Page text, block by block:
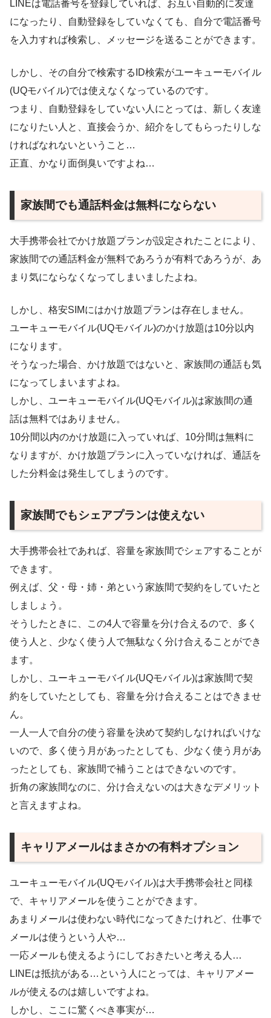
LINEは電話番号を登録していれば、お互い自動的に友達
になったり、自動登録をしていなくても、自分で電話番号
を入力すれば検索し、メッセージを送ることができます。
しかし、その自分で検索するID検索がユーキューモバイル
(UQモバイル)では使えなくなっているのです。
つまり、自動登録をしていない人にとっては、新しく友達
になりたい人と、直接会うか、紹介をしてもらったりしな
ければなれないということ…
正直、かなり面倒臭いですよね…
家族間でも通話料金は無料にならない
大手携帯会社でかけ放題プランが設定されたことにより、
家族間での通話料金が無料であろうが有料であろうが、あ
まり気にならなくなってしまいましたよね。
しかし、格安SIMにはかけ放題プランは存在しません。
ユーキューモバイル(UQモバイル)のかけ放題は10分以内
になります。
そうなった場合、かけ放題ではないと、家族間の通話も気
になってしまいますよね。
しかし、ユーキューモバイル(UQモバイル)は家族間の通
話は無料ではありません。
10分間以内のかけ放題に入っていれば、10分間は無料に
なりますが、かけ放題プランに入っていなければ、通話を
した分料金は発生してしまうのです。
家族間でもシェアプランは使えない
大手携帯会社であれば、容量を家族間でシェアすることが
できます。
例えば、父・母・姉・弟という家族間で契約をしていたと
しましょう。
そうしたときに、この4人で容量を分け合えるので、多く
使う人と、少なく使う人で無駄なく分け合えることができ
ます。
しかし、ユーキューモバイル(UQモバイル)は家族間で契
約をしていたとしても、容量を分け合えることはできませ
ん。
一人一人で自分の使う容量を決めて契約しなければいけな
いので、多く使う月があったとしても、少なく使う月があ
ったとしても、家族間で補うことはできないのです。
折角の家族間なのに、分け合えないのは大きなデメリット
と言えますよね。
キャリアメールはまさかの有料オプション
ユーキューモバイル(UQモバイル)は大手携帯会社と同様
で、キャリアメールを使うことができます。
あまりメールは使わない時代になってきたけれど、仕事で
メールは使うという人や…
一応メールも使えるようにしておきたいと考える人…
LINEは抵抗がある…という人にとっては、キャリアメー
ルが使えるのは嬉しいですよね。
しかし、ここに驚くべき事実が…